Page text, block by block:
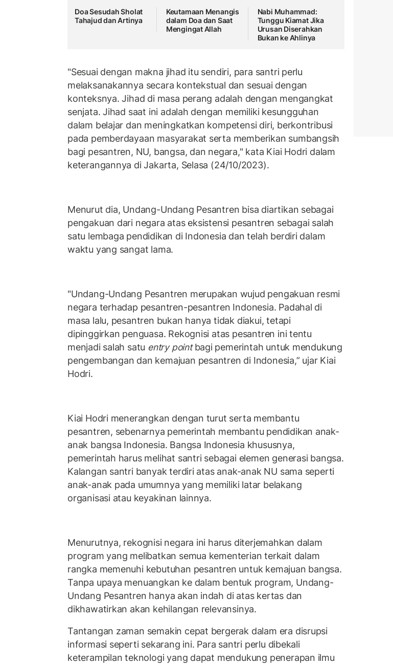
Doa Sesudah Sholat
Tahajud dan Artinya
Keutamaan Menangis
dalam Doa dan Saat
Mengingat Allah
Nabi Muhammad:
Tunggu Kiamat Jika
Urusan Diserahkan
Bukan ke Ahlinya
"Sesuai dengan makna jihad itu sendiri, para santri perlu
melaksanakannya secara kontekstual dan sesuai dengan
konteksnya. Jihad di masa perang adalah dengan mengangkat
senjata. Jihad saat ini adalah dengan memiliki kesungguhan
dalam belajar dan meningkatkan kompetensi diri, berkontribusi
pada pemberdayaan masyarakat serta memberikan sumbangsih
bagi pesantren, NU, bangsa, dan negara," kata Kiai Hodri dalam
keterangannya di Jakarta, Selasa (24/10/2023).
Menurut dia, Undang-Undang Pesantren bisa diartikan sebagai
pengakuan dari negara atas eksistensi pesantren sebagai salah
satu lembaga pendidikan di Indonesia dan telah berdiri dalam
waktu yang sangat lama.
"Undang-Undang Pesantren merupakan wujud pengakuan resmi
negara terhadap pesantren-pesantren Indonesia. Padahal di
masa lalu, pesantren bukan hanya tidak diakui, tetapi
dipinggirkan penguasa. Rekognisi atas pesantren ini tentu
menjadi salah satu entry pointbagi pemerintah untuk mendukung
pengembangan dan kemajuan pesantren di Indonesia,” ujar Kiai
Hodri.
Kiai Hodri menerangkan dengan turut serta membantu
pesantren, sebenarnya pemerintah membantu pendidikan anak-
anak bangsa Indonesia. Bangsa Indonesia khususnya,
pemerintah harus melihat santri sebagai elemen generasi bangsa.
Kalangan santri banyak terdiri atas anak-anak NU sama seperti
anak-anak pada umumnya yang memiliki latar belakang
organisasi atau keyakinan lainnya.
Menurutnya, rekognisi negara ini harus diterjemahkan dalam
program yang melibatkan semua kementerian terkait dalam
rangka memenuhi kebutuhan pesantren untuk kemajuan bangsa.
Tanpa upaya menuangkan ke dalam bentuk program, Undang-
Undang Pesantren hanya akan indah di atas kertas dan
dikhawatirkan akan kehilangan relevansinya.
Tantangan zaman semakin cepat bergerak dalam era disrupsi
informasi seperti sekarang ini. Para santri perlu dibekali
keterampilan teknologi yang dapat mendukung penerapan ilmu